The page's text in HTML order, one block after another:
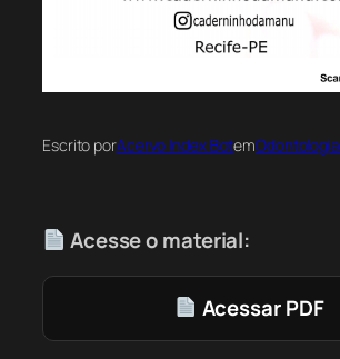
Escrito porAcervo Index BotemOdontologia
Acesse o material:
Acessar PDF